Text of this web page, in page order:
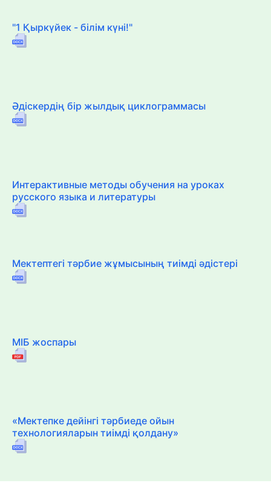
"1 Қыркүйек - білім күні!"
Әдіскердің бір жылдық циклограммасы
Интерактивные методы обучения на уроках
русского языка и литературы
Мектептегі тәрбие жұмысының тиімді әдістері
МІБ жоспары
«Мектепке дейінгі тәрбиеде ойын
технологияларын тиімді қолдану»